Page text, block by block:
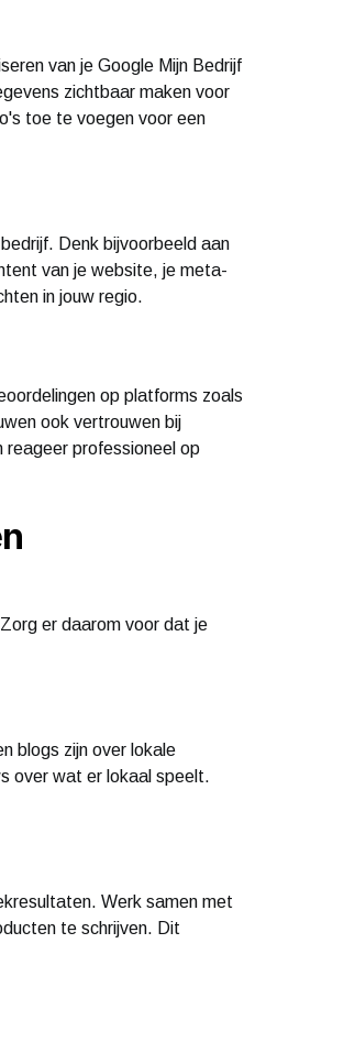
van je Google Mijn Bedrijf
zichtbaar maken voor
toe te voegen voor een
Denk bijvoorbeeld aan
van je website, je meta-
in jouw regio.
op platforms zoals
ook vertrouwen bij
professioneel op
er daarom voor dat je
blogs zijn over lokale
over wat er lokaal speelt.
Werk samen met
te schrijven. Dit